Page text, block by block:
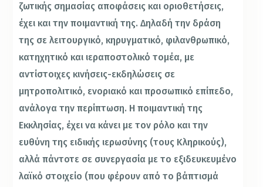
ζωτικής σημασίας αποφάσεις και οριοθετήσεις,
έχει και την ποιμαντική της. Δηλαδή την δράση
της σε λειτουργικό, κηρυγματικό, φιλανθρωπικό,
κατηχητικό και ιεραποστολικό τομέα, με
αντίστοιχες κινήσεις-εκδηλώσεις σε
μητροπολιτικό, ενοριακό και προσωπικό επίπεδο,
ανάλογα την περίπτωση. Η ποιμαντική της
Εκκλησίας, έχει να κάνει με τον ρόλο και την
ευθύνη της ειδικής ιερωσύνης (τους Κληρικούς),
αλλά πάντοτε σε συνεργασία με το εξιδευκευμένο
λαϊκό στοιχείο (που φέρουν από το βάπτισμά